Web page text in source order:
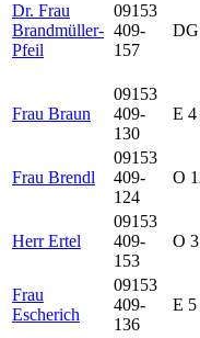
Dr. Frau
Brandmüller-
Pfeil
09153
409-
157
Frau Braun
09153
409-
130
E 4
Frau Brendl
09153
409-
124
O
Herr Ertel
09153
409-
153
O 3
Frau
Escherich
09153
409-
136
E 5